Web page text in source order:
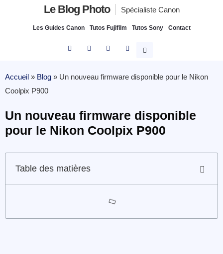
Le Blog Photo Spécialiste Canon
Les Guides Canon Tutos Fujifilm Tutos Sony Contact
Accueil » Blog » Un nouveau firmware disponible pour le Nikon
Coolpix P900
Un nouveau firmware disponible
pour le Nikon Coolpix P900
Table des matières